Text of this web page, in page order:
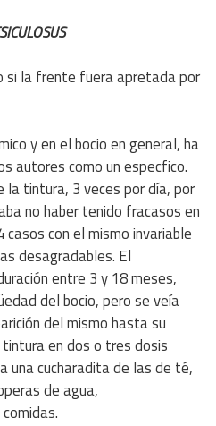
si la frente fuera apretada por
y en el bocio en general, ha
autores como un especfico.
la tintura, 3 veces por día, por
no haber tenido fracasos en
con el mismo invariable
desagradables. El
entre 3 y 18 meses,
del bocio, pero se veía
del mismo hasta su
en dos o tres dosis
una cucharadita de las de té,
de agua,